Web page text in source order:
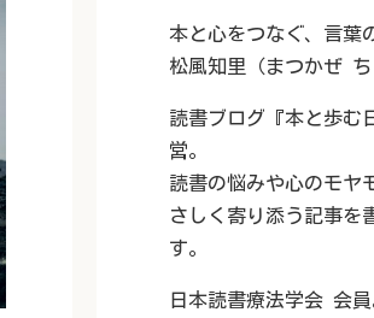
本と心をつなぐ、言葉
松風知里（まつかぜ
読書ブログ『本と歩む
営。
読書の悩みや心のモヤ
さしく寄り添う記事を
す。
日本読書療法学会 会員